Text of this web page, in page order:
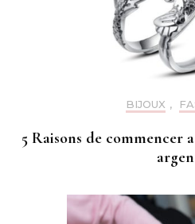
BIJOUX ,
5 Raisons de commencer